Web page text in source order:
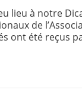
lieu à notre
de
ont été reçus